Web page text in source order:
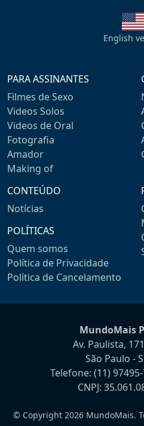
English
PARA ASSINANTES
Filmes de Sexo
Videos Solos
Videos de Oral
Fotografia
Amador
Making of
CONTEÚDO
Notícias
POLÍTICAS
Quem somos
Política de Privacidade
Política de Cancelamento
MundoMais
Av. Paulista,
São Paulo -
Telefone: (11)
CNPJ:
© Copyright 2026 MundoMais.